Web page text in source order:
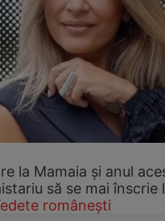
la Mamaia și anul
să se mai înscrie
românești